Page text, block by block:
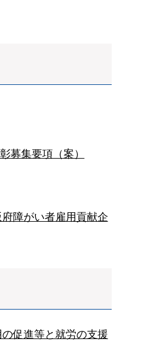
募集要項（案）
障がい者雇用貢献企
促進等と就労の支援